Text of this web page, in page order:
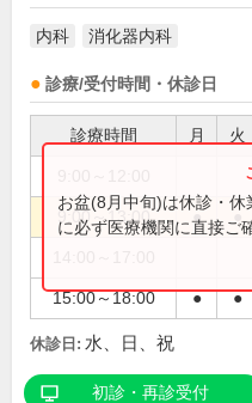
内科 消化器内科
診療/受付時間・休診日
診療時間 月 火
9:00～13:00 ● ●
15:00～18:00 ● ●
お盆(8月中旬)は休診・
に必ず医療機関に直接ご
休診日: 水、日、祝
初診・再診受付